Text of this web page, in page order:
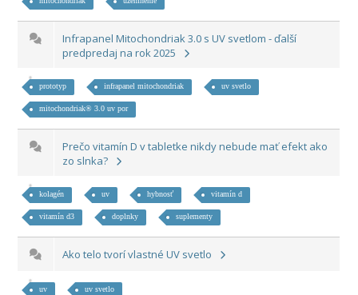
Infrapanel Mitochondriak 3.0 s UV svetlom - ďalší
predpredaj na rok 2025
prototyp infrapanel mitochondriak uv svetlo
mitochondriak® 3.0 uv por
Prečo vitamín D v tabletke nikdy nebude mať efekt ako
zo slnka?
kolagén uv hybnosť vitamín d
vitamín d3 doplnky suplementy
Ako telo tvorí vlastné UV svetlo
uv uv svetlo